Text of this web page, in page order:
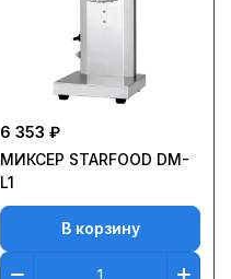
6 353 ₽
МИКСЕР STARFOOD DM-
L1
В корзину